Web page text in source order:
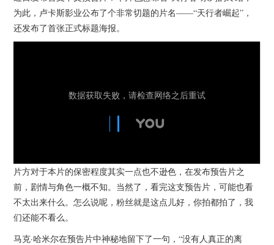
杂七杂八
美剧英剧
推荐电影
为此，卢卡斯影业公布了个非常切题的片名——“天行者崛起”，
还发布了首张正式标题海报。
片方对于本片的保密程度其实一点也不逊色，在发布预告片之
前，剧情与角色一概不知。当然了，看完这支预告片，可能也看
不太出来什么。怎么说呢，粉丝就是这点儿好，你拍都拍了，我
们还能不看么。
马克·哈米尔在预告片中神秘地留下了一句，“没有人真正的离